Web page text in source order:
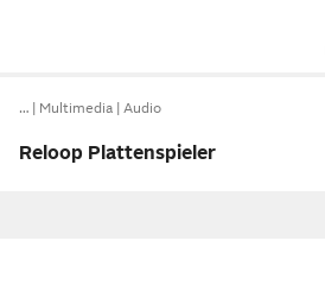
… Multimedia Audio
Reloop Plattenspieler